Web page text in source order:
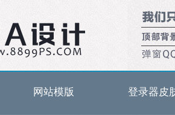
网站模版 登录器皮